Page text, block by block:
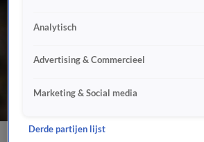
Analytisch
Advertising & Commercieel
Marketing & Social media
Derde partijen lijst